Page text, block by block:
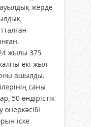
жерде
жылы 375
екі жыл
ашылды.
саны
50 өндірістік
іске